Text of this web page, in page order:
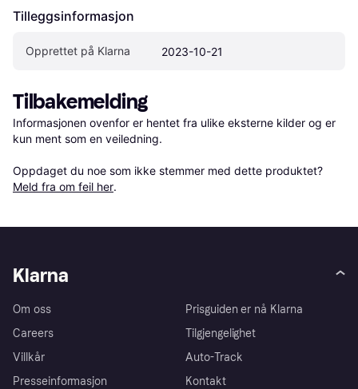
Tilleggsinformasjon
Opprettet på Klarna 2023-10-21
Tilbakemelding
Informasjonen ovenfor er hentet fra ulike eksterne kilder og er
kun ment som en veiledning.
Oppdaget du noe som ikke stemmer med dette produktet?
Meld fra om feil her.
Klarna
Om oss
Careers
Villkår
Presseinformasjon
Prisguiden er nå Klarna
Tilgjengelighet
Auto-Track
Kontakt